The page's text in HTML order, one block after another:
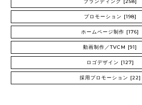
プロモーション [198]
ホームページ制作 [176]
動画制作／TVCM [91]
ロゴデザイン [127]
採用プロモーション [22]